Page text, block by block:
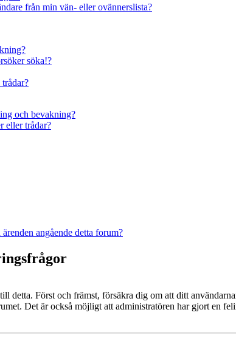
från min vän- eller ovännerslista?
söka!?
och bevakning?
eller trådar?
angående detta forum?
detta. Först och främst, försäkra dig om att ditt
Det är också möjligt att administratören har gjort en